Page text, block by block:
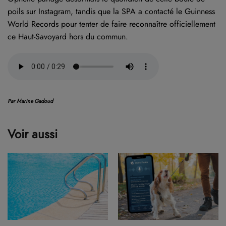
poils sur Instagram, tandis que la SPA a contacté le Guinness
World Records pour tenter de faire reconnaître officiellement
ce Haut-Savoyard hors du commun.
Par Marine Gadoud
Voir aussi